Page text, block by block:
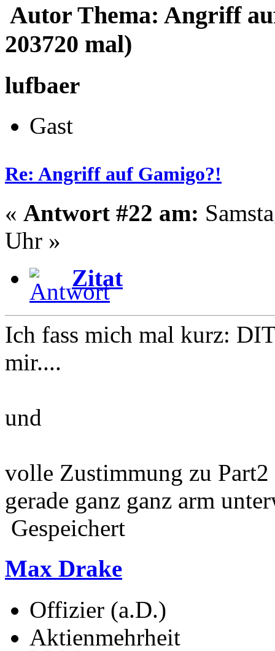
Autor Thema: Angriff
203720 mal)
lufbaer
Gast
Re: Angriff auf Gamigo?!
« Antwort #22 am:
Uhr »
Zitat
Ich fass mich mal kurz:
mir....
und
volle Zustimmung zu Part2
gerade ganz ganz arm
Gespeichert
Max Drake
Offizier (a.D.)
Aktienmehrheit